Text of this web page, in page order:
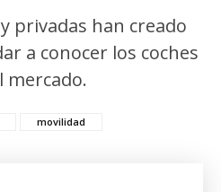
privadas han creado
a conocer los coches
mercado.
movilidad